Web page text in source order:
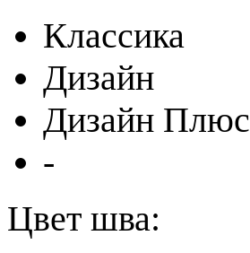
Классика
Дизайн
Дизайн Плюс
-
Цвет шва: